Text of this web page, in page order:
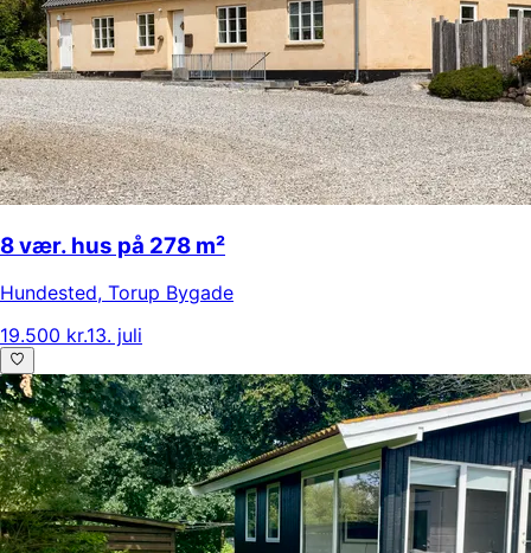
8 vær. hus på 278 m²
Hundested, Torup Bygade
19.500 kr.13. juli